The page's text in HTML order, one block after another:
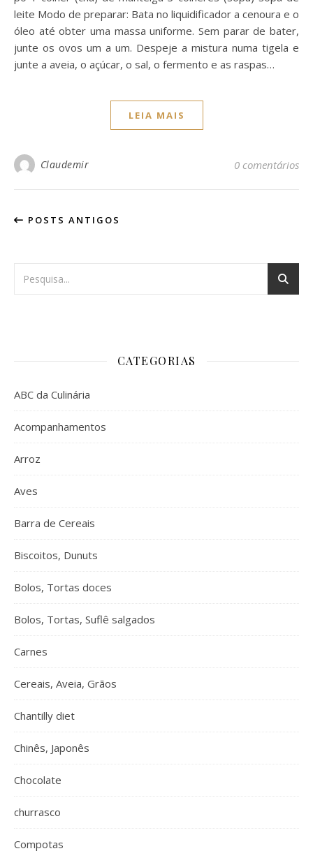
leite Modo de preparar: Bata no liquidificador a cenoura e o
óleo até obter uma massa uniforme. Sem parar de bater,
junte os ovos um a um. Despeje a mistura numa tigela e
junte a aveia, o açúcar, o sal, o fermento e as raspas…
LEIA MAIS
Claudemir 0 comentários
POSTS ANTIGOS
CATEGORIAS
ABC da Culinária
Acompanhamentos
Arroz
Aves
Barra de Cereais
Biscoitos, Dunuts
Bolos, Tortas doces
Bolos, Tortas, Suflê salgados
Carnes
Cereais, Aveia, Grãos
Chantilly diet
Chinês, Japonês
Chocolate
churrasco
Compotas